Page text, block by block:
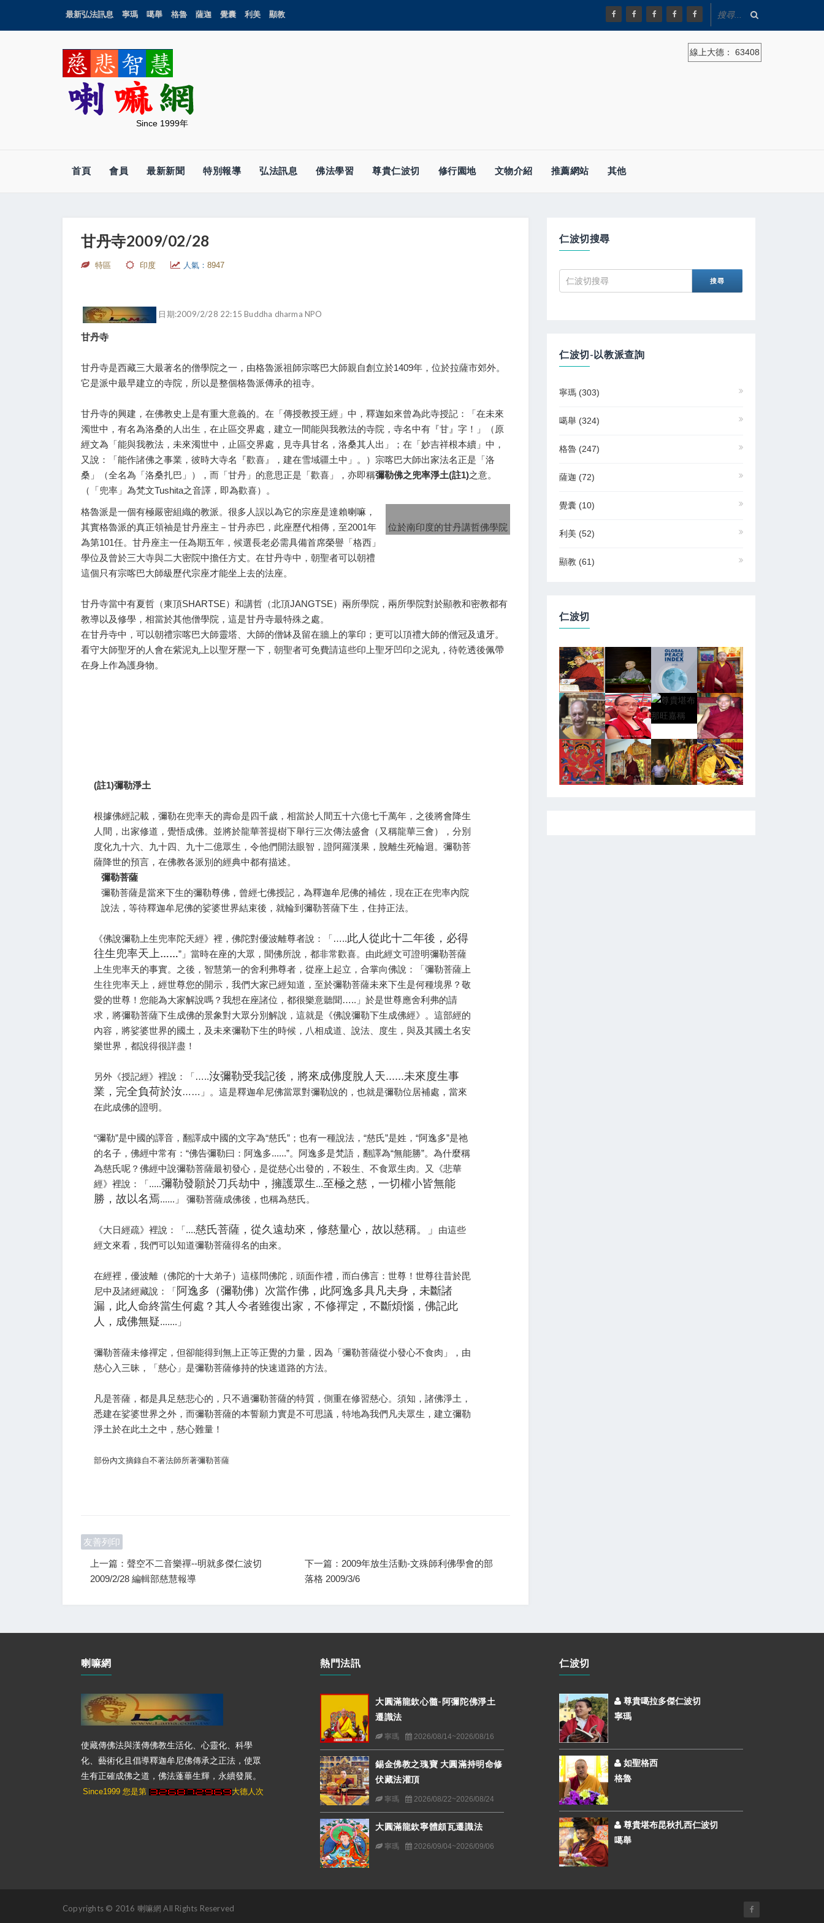
最新弘法訊息 寧瑪 噶舉 格魯 薩迦 覺囊 利美 顯教
Since 1999年
線上大德： 63408
首頁 會員 最新新聞 特別報導 弘法訊息 佛法學習 尊貴仁波切 修行園地 文物介紹 推薦網站 其他
甘丹寺2009/02/28
特區 印度 人氣： 8947
日期:2009/2/28 22:15 Buddha dharma NPO
甘丹寺
甘丹寺是西藏三大最著名的僧學院之一，由格魯派祖師宗喀巴大師親自創立於1409年，位於拉薩市郊外。
它是派中最早建立的寺院，所以是整個格魯派傳承的祖寺。
甘丹寺的興建，在佛教史上是有重大意義的。在「傳授教授王經」中，釋迦如來曾為此寺授記：「在未來
濁世中，有名為洛桑的人出生，在止區交界處，建立一間能與我教法的寺院，寺名中有『甘』字！」（原
經文為「能與我教法，未來濁世中，止區交界處，見寺具甘名，洛桑其人出」；在「妙吉祥根本續」中，
又說：「能作諸佛之事業，彼時大寺名『歡喜』，建在雪域疆土中」。）宗喀巴大師出家法名正是「洛
桑」（全名為「洛桑扎巴」），而「甘丹」的意思正是「歡喜」，亦即稱彌勒佛之兜率淨土(註1)之意。
（「兜率」為梵文Tushita之音譯，即為歡喜）。
位於南印度的甘丹講哲佛學院
格魯派是一個有極嚴密組織的教派。很多人誤以為它的宗座是達賴喇嘛，
其實格魯派的真正領袖是甘丹座主－甘丹赤巴，此座歷代相傳，至2001年
為第101任。甘丹座主一任為期五年，候選長老必需具備首席榮譽「格西」
學位及曾於三大寺與二大密院中擔任方丈。在甘丹寺中，朝聖者可以朝禮
這個只有宗喀巴大師級歷代宗座才能坐上去的法座。
甘丹寺當中有夏哲（東頂SHARTSE）和講哲（北頂JANGTSE）兩所學院，兩所學院對於顯教和密教都有
教導以及修學，相當於其他僧學院，這是甘丹寺最特殊之處。
在甘丹寺中，可以朝禮宗喀巴大師靈塔、大師的僧缽及留在牆上的掌印；更可以頂禮大師的僧冠及遺牙。
看守大師聖牙的人會在紫泥丸上以聖牙壓一下，朝聖者可免費請這些印上聖牙凹印之泥丸，待乾透後佩帶
在身上作為護身物。
(註1)彌勒淨土
根據佛經記載，彌勒在兜率天的壽命是四千歲，相當於人間五十六億七千萬年，之後將會降生
人間，出家修道，覺悟成佛。並將於龍華菩提樹下舉行三次傳法盛會（又稱龍華三會），分別
度化九十六、九十四、九十二億眾生，令他們開法眼智，證阿羅漢果，脫離生死輪迴。彌勒菩
薩降世的預言，在佛教各派別的經典中都有描述。
彌勒菩薩
彌勒菩薩是當來下生的彌勒尊佛，曾經七佛授記，為釋迦牟尼佛的補佐，現在正在兜率內院
說法，等待釋迦牟尼佛的娑婆世界結束後，就輪到彌勒菩薩下生，住持正法。
《佛說彌勒上生兜率陀天經》裡，佛陀對優波離尊者說：「…..此人從此十二年後，必得
往生兜率天上……”」當時在座的大眾，聞佛所說，都非常歡喜。由此經文可證明彌勒菩薩
上生兜率天的事實。之後，智慧第一的舍利弗尊者，從座上起立，合掌向佛說：「彌勒菩薩上
生往兜率天上，經世尊您的開示，我們大家已經知道，至於彌勒菩薩未來下生是何種境界？敬
愛的世尊！您能為大家解說嗎？我想在座諸位，都很樂意聽聞…..」於是世尊應舍利弗的請
求，將彌勒菩薩下生成佛的景象對大眾分別解說，這就是《佛說彌勒下生成佛經》。這部經的
內容，將娑婆世界的國土，及未來彌勒下生的時候，八相成道、說法、度生，與及其國土名安
樂世界，都說得很詳盡！
另外《授記經》裡說：「…..汝彌勒受我記後，將來成佛度脫人天......未來度生事
業，完全負荷於汝……」。這是釋迦牟尼佛當眾對彌勒說的，也就是彌勒位居補處，當來
在此成佛的證明。
“彌勒”是中國的譯音，翻譯成中國的文字為“慈氏”；也有一種說法，“慈氏”是姓，“阿逸多”是祂
的名子，佛經中常有：“佛告彌勒曰：阿逸多......”。阿逸多是梵語，翻譯為“無能勝”。為什麼稱
為慈氏呢？佛經中說彌勒菩薩最初發心，是從慈心出發的，不殺生、不食眾生肉。又《悲華
經》裡說：「.....彌勒發願於刀兵劫中，擁護眾生...至極之慈，一切權小皆無能
勝，故以名焉......」 彌勒菩薩成佛後，也稱為慈氏。
《大日經疏》裡說：「....慈氏菩薩，從久遠劫來，修慈量心，故以慈稱。」
由這些
經文來看，我們可以知道彌勒菩薩得名的由來。
在經裡，優波離（佛陀的十大弟子）這樣問佛陀，頭面作禮，而白佛言：世尊！世尊往昔於毘
尼中及諸經藏說：「 阿逸多（彌勒佛）次當作佛，此阿逸多具凡夫身，未斷諸
漏，此人命終當生何處？其人今者雖復出家，不修禪定，不斷煩惱，佛記此
人，成佛無疑.......」
彌勒菩薩未修禪定，但卻能得到無上正等正覺的力量，因為「彌勒菩薩從小發心不食肉」，由
慈心入三昧，「慈心」是彌勒菩薩修持的快速道路的方法。
凡是菩薩，都是具足慈悲心的，只不過彌勒菩薩的特質，側重在修習慈心。須知，諸佛淨土，
悉建在娑婆世界之外，而彌勒菩薩的本誓願力實是不可思議，特地為我們凡夫眾生，建立彌勒
淨土於在此土之中，慈心難量！
部份內文摘錄自不著法師所著彌勒菩薩
友善列印
上一篇：聲空不二音樂禪--明就多傑仁波切
2009/2/28 編輯部慈慧報導
下一篇：2009年放生活動-文殊師利佛學會的部
落格 2009/3/6
仁波切搜尋
仁波切-以教派查詢
寧瑪 (303)
噶舉 (324)
格魯 (247)
薩迦 (72)
覺囊 (10)
利美 (52)
顯教 (61)
仁波切
喇嘛網
使藏傳佛法與漢傳佛教生活化、心靈化、科學
化、藝術化且倡導釋迦牟尼佛傳承之正法，使眾
生有正確成佛之道，佛法蓬蓽生輝，永續發展。
Since1999 您是第 大德人次
熱門法訊
大圓滿龍欽心髓-阿彌陀佛淨土
遷識法
寧瑪 2026/08/14~2026/08/16
錫金佛教之瑰寶 大圓滿持明命修
伏藏法灌頂
寧瑪 2026/08/22~2026/08/24
大圓滿龍欽寧體頗瓦遷識法
寧瑪 2026/09/04~2026/09/06
仁波切
尊貴噶拉多傑仁波切
寧瑪
如聖格西
格魯
尊貴堪布昆秋扎西仁波切
噶舉
Copyrights © 2016 喇嘛網 All Rights Reserved